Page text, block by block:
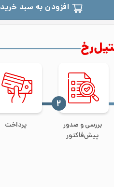
افزودن به سبد خرید
بررسی و صدور
پیش‌فاکتور
‍۲
پرداخت